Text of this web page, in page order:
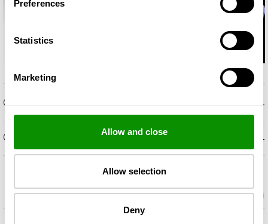
Preferences
Statistics
Marketing
Allow and close
Allow selection
Deny
OMSCHRIJVING +
GEURNOTEN +